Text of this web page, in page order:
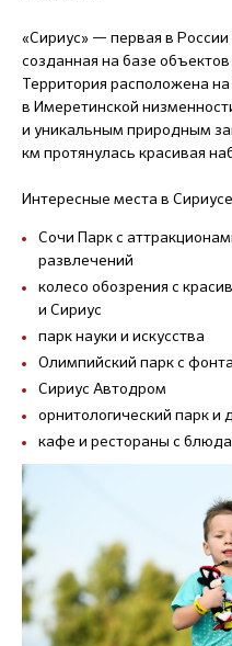
«Сириус» — первая в
созданная на базе
Территория расположена
в Имеретинской
и уникальным природным
км протянулась красивая
Интересные места в
Сочи Парк с
развлечений
колесо обозрения с
и Сириус
парк науки и искусства
Олимпийский парк с
Сириус Автодром
орнитологический парк и
кафе и рестораны с